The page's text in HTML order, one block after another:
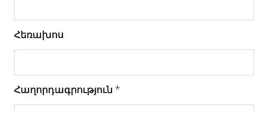
ռ
ա
ո
ս
Հեռախոս
Հաղորդագրություն*